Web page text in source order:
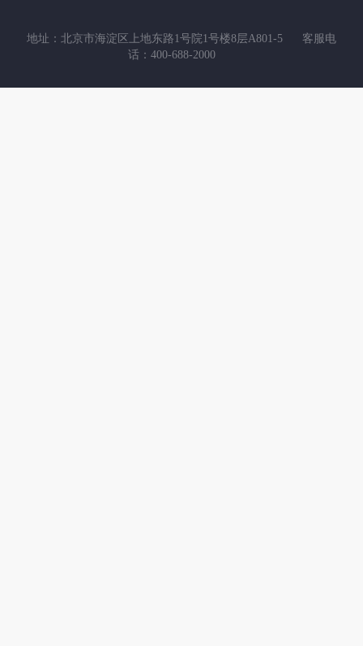
地址：北京市海淀区上地东路1号院1号楼8层A801-5
客服电
话：400-688-2000